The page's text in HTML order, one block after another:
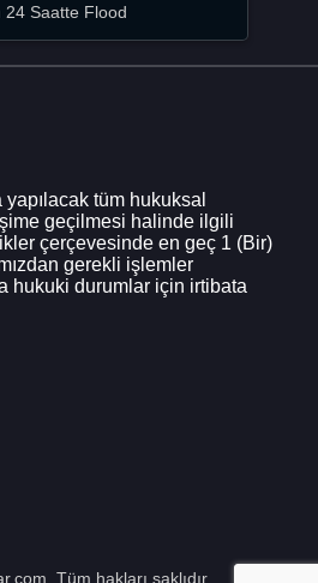
24 Saatte Flood
tüm hukuksal
geçilmesi halinde ilgili
çerçevesinde en geç 1 (Bir)
gerekli işlemler
hukuki durumlar için irtibata
Tüm hakları saklıdır.